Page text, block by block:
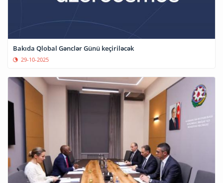
Bakıda Qlobal Gənclər Günü keçiriləcək
29-10-2025